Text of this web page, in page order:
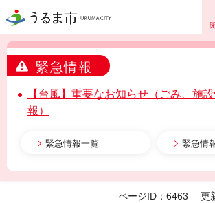
うるま市
緊急情報
【台風】重要なお知らせ（ごみ、施
報）
緊急情報一覧 緊急情
ページID：6463 更